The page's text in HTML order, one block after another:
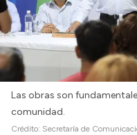
Las obras son
comunidad.
Crédito: Secretaría de